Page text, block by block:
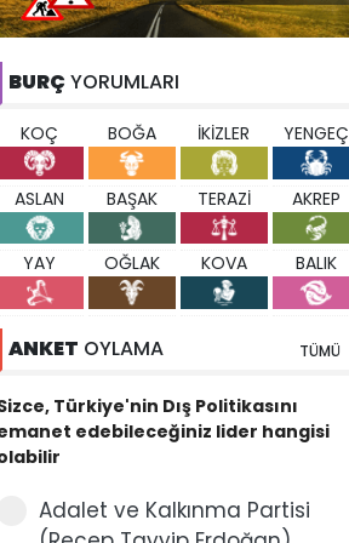
BURÇ YORUMLARI
KOÇ BOĞA İKİZLER YENGEÇ
ASLAN BAŞAK TERAZİ AKREP
YAY OĞLAK KOVA BALIK
ANKET OYLAMA TÜMÜ
Türkiye'nin Dış Politikasını
edebileceğiniz lider hangisi
Adalet ve Kalkınma Partisi